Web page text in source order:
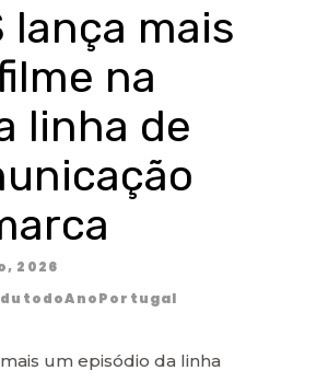
lança mais
na
linha de
2026
um episódio da linha